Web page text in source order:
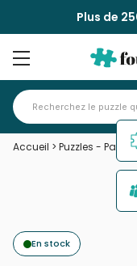
Plus de
Accueil > Puzzles - Pays
En stock